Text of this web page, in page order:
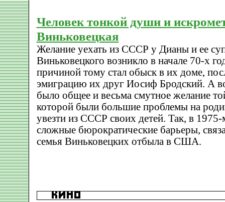
Человек тонкой души и
Виньковецкая
Желание уехать из СССР у Дианы и ее
Виньковецкого возникло в начале 70-х
причиной тому стал обыск в их доме,
эмиграцию их друг Иосиф Бродский. А
было общее и весьма смутное желание
которой были большие проблемы на
увезти из СССР своих детей. Так, в 1975-
сложные бюрократические барьеры,
семья Виньковецких отбыла в США.